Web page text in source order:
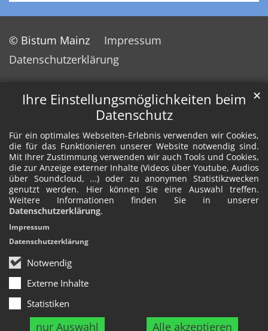
Ihre Einstellungsmöglichkeiten beim
Datenschutz
Für ein optimales Webseiten-Erlebnis verwenden wir Cookies,
die für das Funktionieren unserer Website notwendig sind.
Mit Ihrer Zustimmung verwenden wir auch Tools und Cookies,
die zur Anzeige externer Inhalte (Videos über Youtube, Audios
über Soundcloud, ...) oder zu anonymen Statistikzwecken
genutzt werden. Hier können Sie eine Auswahl treffen.
Weitere Informationen finden Sie in unserer
Datenschutzerklärung.
Notwendig
Externe Inhalte
Statistiken
nur Auswahl Alle akzeptieren
✕
Impressum
Datenschutzerklärung
© Bistum Mainz
Impressum
Datenschutzerklärung